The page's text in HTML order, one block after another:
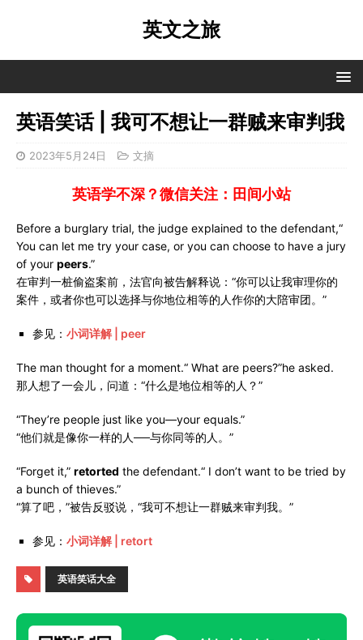
英文之旅
英语笑话 | 我可不想让一群贼来审判我
2023年5月24日 文摘
英语学不深？微信关注：田间小站
Before a burglary trial, the judge explained to the defendant,“
You can let me try your case, or you can choose to have a jury
of your peers.”
在审判一桩偷盗案前，法官向被告解释说：“你可以让我审理你的
案件，或者你也可以选择与你地位相等的人作你的大陪审团。”
参见： 小词详解 | peer
The man thought for a moment.“ What are peers?”he asked.
那人想了一会儿，问道：“什么是地位相等的人？”
“They’re people just like you—your equals.”
“他们就是像你一样的人──与你同等的人。”
“Forget it,” retorted the defendant.“ I don’t want to be tried by
a bunch of thieves.”
“算了吧，”被告反驳说，“我可不想让一群贼来审判我。”
参见： 小词详解 | retort
英语笑话大全